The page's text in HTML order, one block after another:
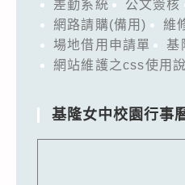
差勤系統 公文簽核
網路請購(備用)
維
場地借用申請單
基
網站維護之css使用
基隆女中校園行事